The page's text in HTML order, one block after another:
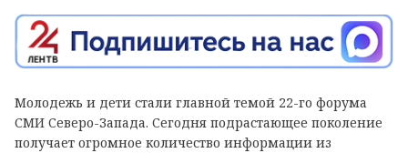
Молодежь и дети стали главной темой 22-го форума
СМИ Северо-Запада. Сегодня подрастающее поколение
получает огромное количество информации из